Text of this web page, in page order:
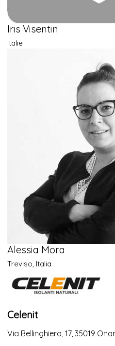
Iris Visentin
Italie
Alessia Mora
Treviso, Italia
Celenit
Via Bellinghiera, 17, 35019